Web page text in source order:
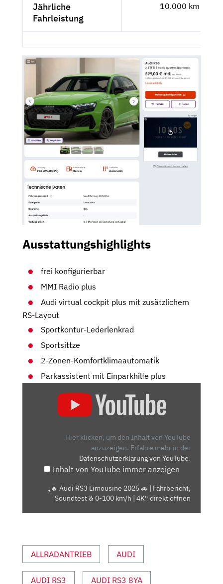
Jährliche
Fahrleistung
10.000 km
Ausstattungshighlights
frei konfigurierbar
MMI Radio plus
Audi virtual cockpit plus mit zusätzlichem
RS-Layout
Sportkontur-Lederlenkrad
Sportsittze
2-Zonen-Komfortklimaautomatik
Parkassistent mit Einparkhilfe plus
FAHRBERICHT,
SOUNDTEST
|
4K“
YOUTUBE
Hier klicken, um den Inhalt von YouTube
anzuzeigen. Erfahre mehr in der
Datenschutzerklärung von YouTube.
Inhalt von YouTube immer anzeigen
„🔥 Audi RS3 Limousine 2025 🚗 | Fahrbericht,
Soundtest & 0-100 km/h | 4K“ direkt öffnen
ALLRADANTRIEB AUDI
AUDI RS3 AUDI RS3 8YA